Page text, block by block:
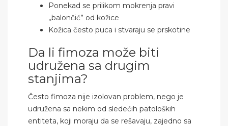
Ponekad se prilikom mokrenja pravi
,,balončić” od kožice
Kožica često puca i stvaraju se prskotine
Da li fimoza može biti
udružena sa drugim
stanjima?
Često fimoza nije izolovan problem, nego je
udružena sa nekim od sledećih patoloških
entiteta, koji moraju da se rešavaju, zajedno sa